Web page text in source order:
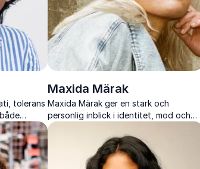
tolerans
samhällen.
Maxida Märak
Maxida Märak ger en stark och
personlig inblick i identitet, mod och
livet mellan samisk tradition och
storstadens verklighet.